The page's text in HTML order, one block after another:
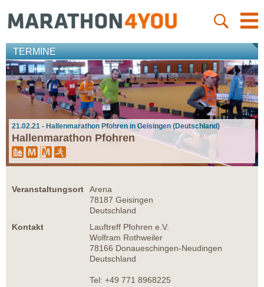
TERMINE
21.02.21 - Hallenmarathon Pfohren in Geisingen (Deutschland)
Hallenmarathon Pfohren
Veranstaltungsort
Arena
78187 Geisingen
Deutschland
Kontakt
Lauftreff Pfohren e.V.
Wolfram Rothweiler
78166 Donaueschingen-Neudingen
Deutschland
Tel: +49 771 8968225